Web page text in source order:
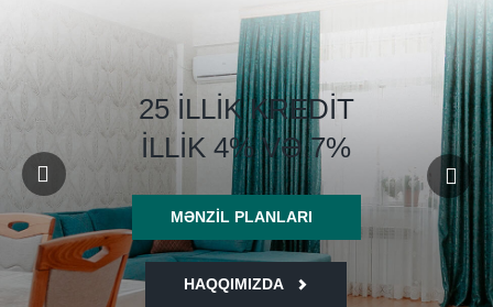
İLLIK 4% VƏ 7%
25 İLLIK KREDIT
MƏNZIL PLANLARI
HAQQIMIZDA